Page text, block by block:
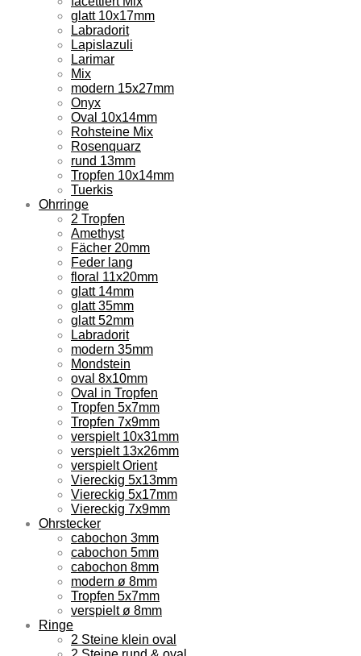
glatt 10x17mm
Labradorit
Lapislazuli
Larimar
Mix
modern 15x27mm
Onyx
Oval 10x14mm
Rohsteine Mix
Rosenquarz
rund 13mm
Tropfen 10x14mm
Tuerkis
Ohrringe
2 Tropfen
Amethyst
Fächer 20mm
Feder lang
floral 11x20mm
glatt 14mm
glatt 35mm
glatt 52mm
Labradorit
modern 35mm
Mondstein
oval 8x10mm
Oval in Tropfen
Tropfen 5x7mm
Tropfen 7x9mm
verspielt 10x31mm
verspielt 13x26mm
verspielt Orient
Viereckig 5x13mm
Viereckig 5x17mm
Viereckig 7x9mm
Ohrstecker
cabochon 3mm
cabochon 5mm
cabochon 8mm
modern ø 8mm
Tropfen 5x7mm
verspielt ø 8mm
Ringe
2 Steine klein oval